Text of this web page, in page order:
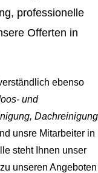
professionelle
Offerten in
ebenso
und
Dachreinigung
unsre Mitarbeiter in
steht Ihnen unser
unseren Angeboten